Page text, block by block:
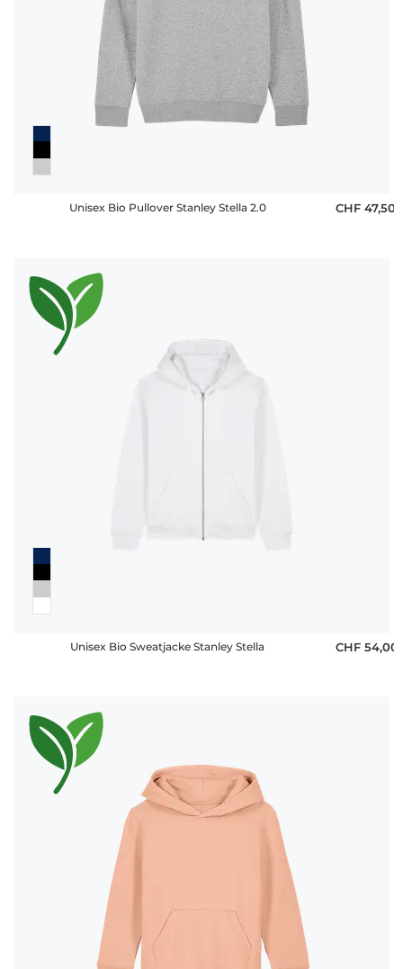
Unisex Bio Pullover Stanley Stella 2.0 CHF 47,50
Unisex Bio Sweatjacke Stanley Stella CHF 54,00